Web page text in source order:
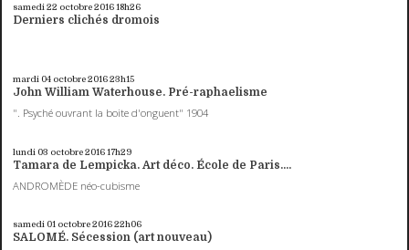
samedi 22 octobre 201618h26
Derniers clichés dromois
mardi 04 octobre 201623h15
John William Waterhouse. Pré-raphaelisme
". Psyché ouvrant la boite d'onguent" 1904
lundi 03 octobre 201617h29
Tamara de Lempicka. Art déco. École de Paris....
ANDROMÈDE néo-cubisme
samedi 01 octobre 201622h06
SALOMÉ. Sécession (art nouveau)